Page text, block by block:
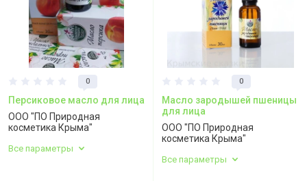
0
Персиковое масло для лица
ООО "ПО Природная
косметика Крыма"
Все параметры
0
Масло зародышей пшеницы
для лица
ООО "ПО Природная
косметика Крыма"
Все параметры